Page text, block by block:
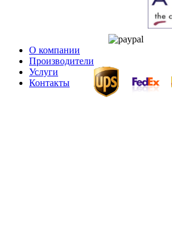
О компании
Производители
Услуги
Контакты